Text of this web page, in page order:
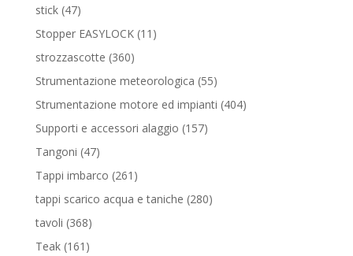
stick 4747
prodotti
Stopper EASYLOCK 11 11
strozzascotte 360360
prodotti
Strumentazione meteorologica 5555
prodotti
Strumentazione motore ed impianti 404404
Supporti e accessori alaggio 157157
Tangoni 4747
prodotti
Tappi imbarco 261 261
prodotti
tappi scarico acqua e taniche 280280
tavoli 368368
prodotti
Teak 161 161